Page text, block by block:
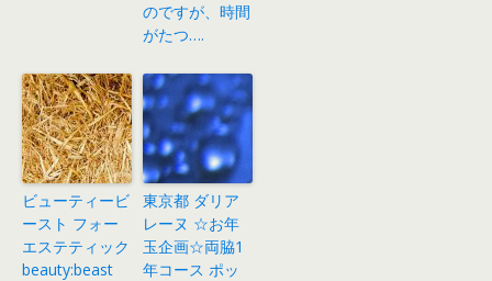
のですが、時間
がたつ….
ビューティービ
ースト フォー
エステティック
beauty:beast
東京都 ダリア
レーヌ ☆お年
玉企画☆両脇1
年コース ポッ